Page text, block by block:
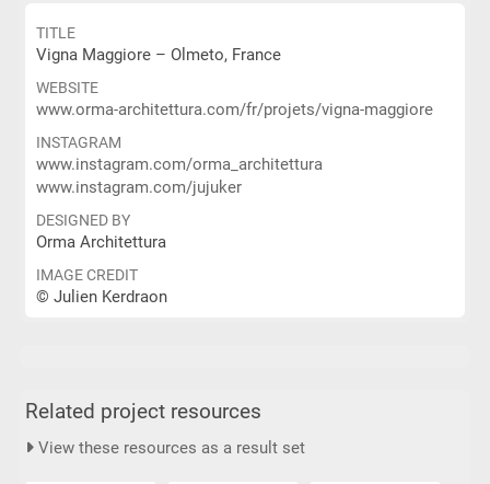
TITLE
Vigna Maggiore – Olmeto, France
WEBSITE
www.orma-architettura.com/fr/projets/vigna-maggiore
INSTAGRAM
www.instagram.com/orma_architettura
www.instagram.com/jujuker
DESIGNED BY
Orma Architettura
IMAGE CREDIT
© Julien Kerdraon
Related project resources
View these resources as a result set